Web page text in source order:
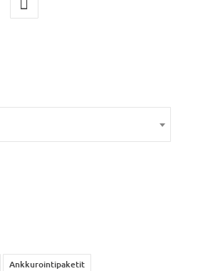
Ankkurointipaketit